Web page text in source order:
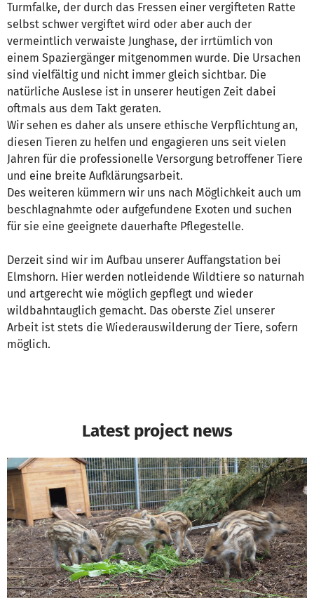
Turmfalke, der durch das Fressen einer vergifteten Ratte
selbst schwer vergiftet wird oder aber auch der
vermeintlich verwaiste Junghase, der irrtümlich von
einem Spaziergänger mitgenommen wurde. Die Ursachen
sind vielfältig und nicht immer gleich sichtbar. Die
natürliche Auslese ist in unserer heutigen Zeit dabei
oftmals aus dem Takt geraten.
Wir sehen es daher als unsere ethische Verpflichtung an,
diesen Tieren zu helfen und engagieren uns seit vielen
Jahren für die professionelle Versorgung betroffener Tiere
und eine breite Aufklärungsarbeit.
Des weiteren kümmern wir uns nach Möglichkeit auch um
beschlagnahmte oder aufgefundene Exoten und suchen
für sie eine geeignete dauerhafte Pflegestelle.
Derzeit sind wir im Aufbau unserer Auffangstation bei
Elmshorn. Hier werden notleidende Wildtiere so naturnah
und artgerecht wie möglich gepflegt und wieder
wildbahntauglich gemacht. Das oberste Ziel unserer
Arbeit ist stets die Wiederauswilderung der Tiere, sofern
möglich.
Latest project news